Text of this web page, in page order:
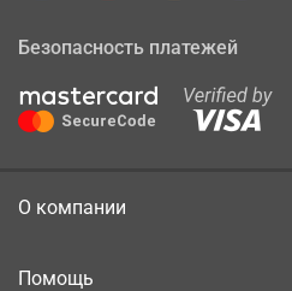
Безопасность платежей
О компании
Помощь